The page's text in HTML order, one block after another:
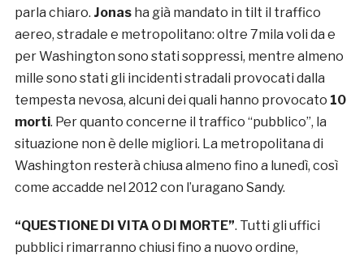
parla chiaro. Jonasha già mandato in tilt il traffico
aereo, stradale e metropolitano: oltre 7mila voli da e
per Washington sono stati soppressi, mentre almeno
mille sono stati gli incidenti stradali provocati dalla
tempesta nevosa, alcuni dei quali hanno provocato 10
morti. Per quanto concerne il traffico “pubblico”, la
situazione non è delle migliori. La metropolitana di
Washington resterà chiusa almeno fino a lunedì, così
come accadde nel 2012 con l’uragano Sandy.
“QUESTIONE DI VITA O DI MORTE”. Tutti gli uffici
pubblici rimarranno chiusi fino a nuovo ordine,